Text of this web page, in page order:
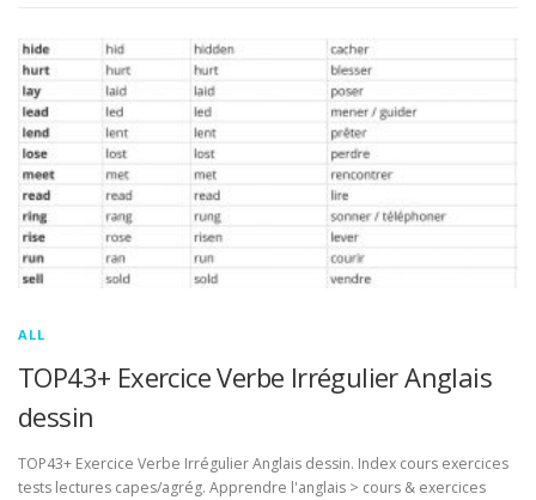
ALL
TOP43+ Exercice Verbe Irrégulier Anglais
dessin
TOP43+ Exercice Verbe Irrégulier Anglais dessin. Index cours exercices
tests lectures capes/agrég. Apprendre l'anglais > cours & exercices